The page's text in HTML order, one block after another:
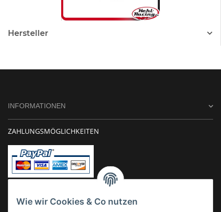
Wie wir Cookies & Co nutzen
Hersteller
INFORMATIONEN
ZAHLUNGSMÖGLICHKEITEN